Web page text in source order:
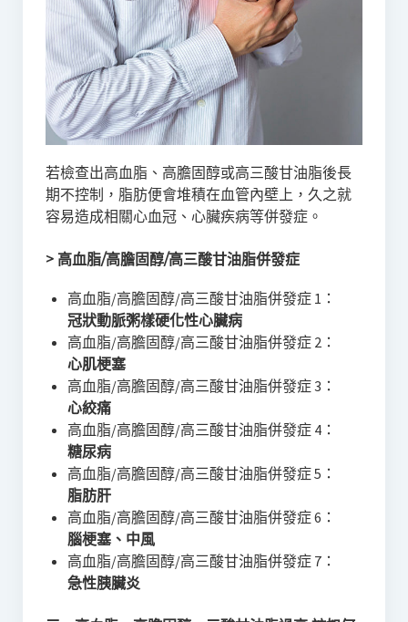
若檢查出高血脂、高膽固醇或高三酸甘油脂後長
期不控制，脂肪便會堆積在血管內壁上，久之就
容易造成相關心血冠、心臟疾病等併發症。
> 高血脂/高膽固醇/高三酸甘油脂併發症
高血脂/高膽固醇/高三酸甘油脂併發症 1：
冠狀動脈粥樣硬化性心臟病
高血脂/高膽固醇/高三酸甘油脂併發症 2：
心肌梗塞
高血脂/高膽固醇/高三酸甘油脂併發症 3：
心絞痛
高血脂/高膽固醇/高三酸甘油脂併發症 4：
糖尿病
高血脂/高膽固醇/高三酸甘油脂併發症 5：
脂肪肝
高血脂/高膽固醇/高三酸甘油脂併發症 6：
腦梗塞、中風
高血脂/高膽固醇/高三酸甘油脂併發症 7：
急性胰臟炎